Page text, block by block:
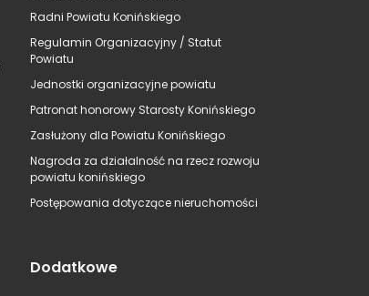
Radni Powiatu Konińskiego
Regulamin Organizacyjny / Statut
Powiatu
Jednostki organizacyjne powiatu
Patronat honorowy Starosty Konińskiego
Zasłużony dla Powiatu Konińskiego
Nagroda za działalność na rzecz rozwoju
powiatu konińskiego
Postępowania dotyczące nieruchomości
Dodatkowe